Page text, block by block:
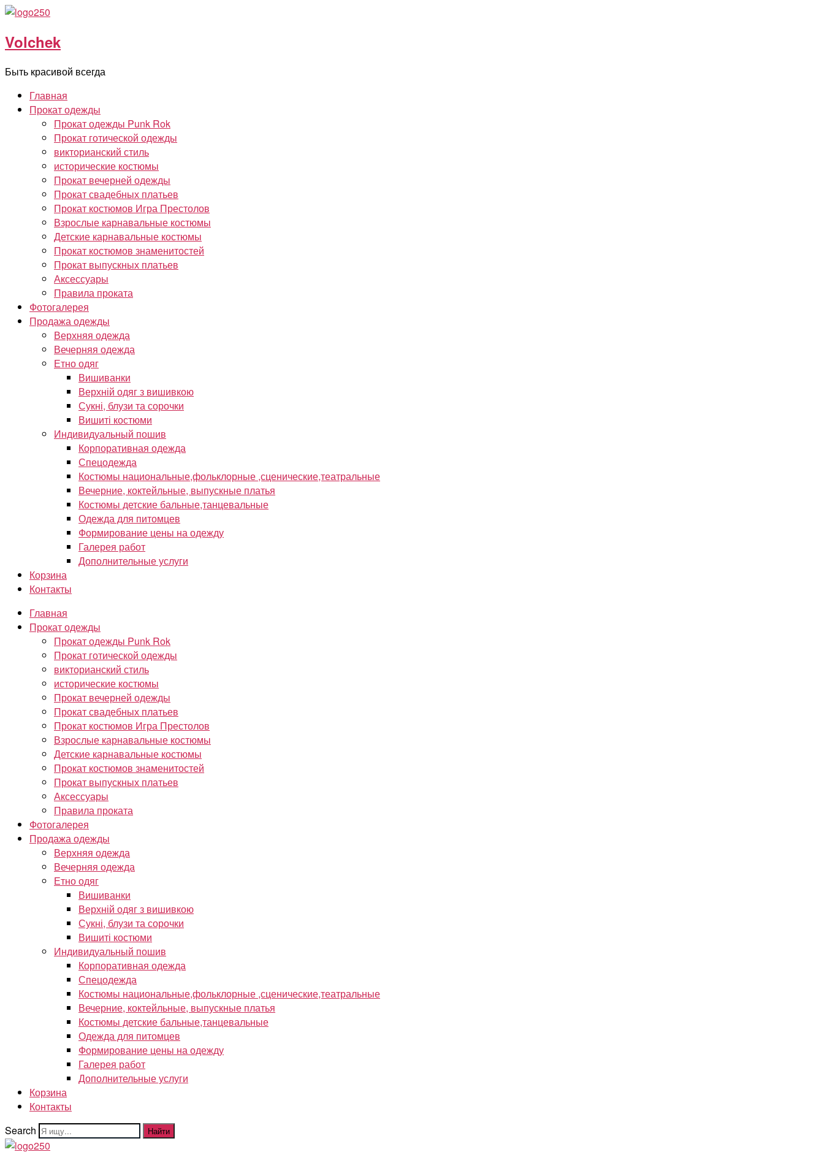
Перейти
содержимому
Volchek
Быть красивой всегда
Главная
Прокат одежды
Прокат одежды Punk Rok
Прокат готической одежды
викторианский стиль
исторические костюмы
Прокат вечерней одежды
Прокат свадебных платьев
Прокат костюмов Игра Престолов
Взрослые карнавальные костюмы
Детские карнавальные костюмы
Прокат костюмов знаменитостей
Прокат выпускных платьев
Аксессуары
Правила проката
Фотогалерея
Продажа одежды
Верхняя одежда
Вечерняя одежда
Етно одяг
Вишиванки
Верхній одяг з вишивкою
Сукні, блузи та сорочки
Вишиті костюми
Индивидуальный пошив
Корпоративная одежда
Спецодежда
Костюмы национальные,фольклорные ,сценические,театральные
Вечерние, коктейльные, выпускные платья
Костюмы детские бальные,танцевальные
Одежда для питомцев
Формирование цены на одежду
Галерея работ
Дополнительные услуги
Корзина
Контакты
Главная
Прокат одежды
Прокат одежды Punk Rok
Прокат готической одежды
викторианский стиль
исторические костюмы
Прокат вечерней одежды
Прокат свадебных платьев
Прокат костюмов Игра Престолов
Взрослые карнавальные костюмы
Детские карнавальные костюмы
Прокат костюмов знаменитостей
Прокат выпускных платьев
Аксессуары
Правила проката
Фотогалерея
Продажа одежды
Верхняя одежда
Вечерняя одежда
Етно одяг
Вишиванки
Верхній одяг з вишивкою
Сукні, блузи та сорочки
Вишиті костюми
Индивидуальный пошив
Корпоративная одежда
Спецодежда
Костюмы национальные,фольклорные ,сценические,театральные
Вечерние, коктейльные, выпускные платья
Костюмы детские бальные,танцевальные
Одежда для питомцев
Формирование цены на одежду
Галерея работ
Дополнительные услуги
Корзина
Контакты
Search
Найти